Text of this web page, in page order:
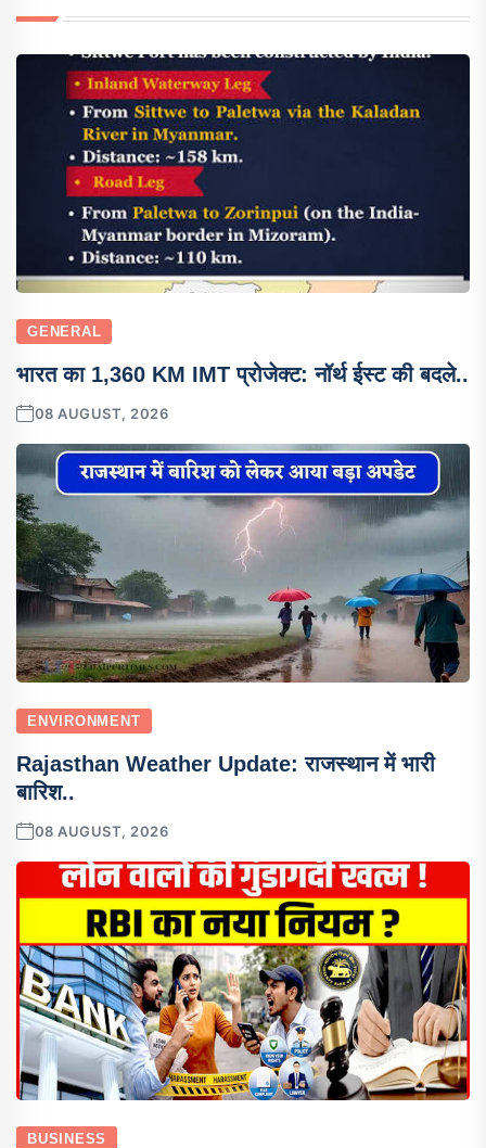
GENERAL
भारत का 1,360 KM IMT प्रोजेक्ट: नॉर्थ ईस्ट की बदले..
08 AUGUST, 2026
ENVIRONMENT
Rajasthan Weather Update: राजस्थान में भारी
बारिश..
08 AUGUST, 2026
BUSINESS